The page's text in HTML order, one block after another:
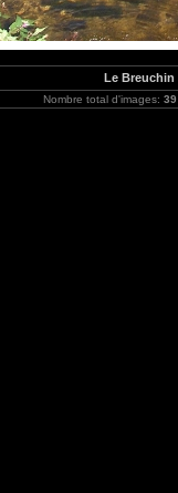
Le Breuchin
Nombre total d'images: 39